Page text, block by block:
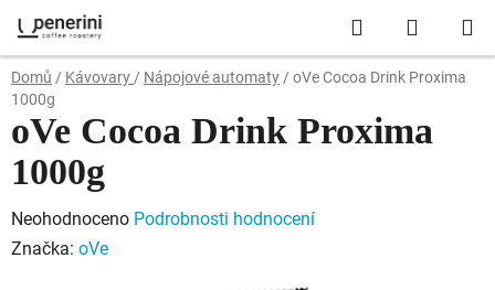
na
obsah
Hledat
KOŠÍK
Domů / Kávovary / Nápojové automaty / oVe Cocoa Drink Proxima
1000g
oVe Cocoa Drink Proxima
1000g
Průměrné
hodnocení
Neohodnoceno Podrobnosti hodnocení
Značka: oVe